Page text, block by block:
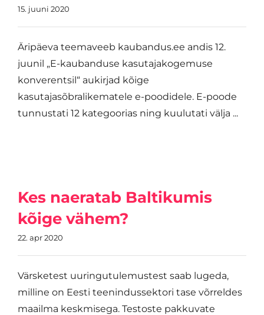
15. juuni 2020
Äripäeva teemaveeb kaubandus.ee andis 12.
juunil „E-kaubanduse kasutajakogemuse
konverentsil“ aukirjad kõige
kasutajasõbralikematele e-poodidele. E-poode
tunnustati 12 kategoorias ning kuulutati välja ...
Kes naeratab Baltikumis
kõige vähem?
22. apr 2020
Värsketest uuringutulemustest saab lugeda,
milline on Eesti teenindussektori tase võrreldes
maailma keskmisega. Testoste pakkuvate